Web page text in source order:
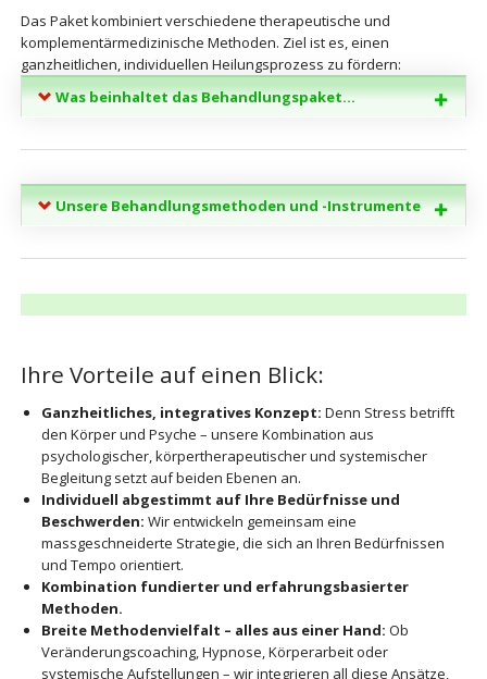
Das Paket kombiniert verschiedene therapeutische und
komplementärmedizinische Methoden. Ziel ist es, einen
ganzheitlichen, individuellen Heilungsprozess zu fördern:
Was beinhaltet das Behandlungspaket...
Unsere Behandlungsmethoden und -Instrumente
Ihre Vorteile auf einen Blick:
Ganzheitliches, integratives Konzept: Denn Stress betrifft
den Körper und Psyche – unsere Kombination aus
psychologischer, körpertherapeutischer und systemischer
Begleitung setzt auf beiden Ebenen an.
Individuell abgestimmt auf Ihre Bedürfnisse und
Beschwerden: Wir entwickeln gemeinsam eine
massgeschneiderte Strategie, die sich an Ihren Bedürfnissen
und Tempo orientiert.
Kombination fundierter und erfahrungsbasierter
Methoden.
Breite Methodenvielfalt – alles aus einer Hand: Ob
Veränderungscoaching, Hypnose, Körperarbeit oder
systemische Aufstellungen – wir integrieren all diese Ansätze,